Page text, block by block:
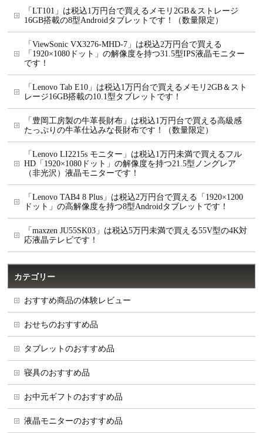
「LT101」は税込1万円台で買えるメモリ2GB＆ストレージ
16GB搭載の8型Androidタブレットです！（数量限定）
「ViewSonic VX3276-MHD-7」は税込2万円台で買える
「1920×1080ドット」の解像度を持つ31.5型IPS液晶モニター
です！
「Lenovo Tab E10」は税込1万円台で買えるメモリ2GB＆スト
レージ16GB搭載の10.1型タブレットです！
「豊岡工房製の牛革長財布」は税込1万円台で買える高級感
たっぷりの牛革仕込みな長財布です！（数量限定）
「Lenovo LI2215s モニター」は税込1万円未満で買えるフル
HD「1920×1080ドット」の解像度を持つ21.5型ノングレア
（非光沢）液晶モニターです！
「Lenovo TAB4 8 Plus」は税込2万円台で買える「1920×1200
ドット」の高解像度を持つ8型Androidタブレットです！
「maxzen JU55SK03」は税込5万円未満で買える55V型の4K対
応液晶テレビです！
カテゴリー
おすすめ商品の体験レビュー
おせちのおすすめ品
タブレットのおすすめ品
寝具のおすすめ品
お中元ギフトのおすすめ品
液晶モニターのおすすめ品